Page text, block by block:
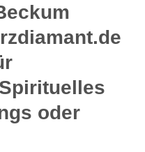
oder